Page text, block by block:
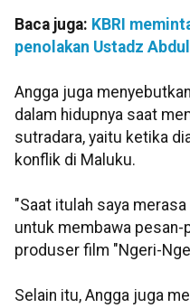
Baca juga: KBRI
penolakan Ustadz
Angga juga
dalam hidupnya saat
sutradara, yaitu ketika
konflik di Maluku.
"Saat itulah saya
untuk membawa pesan-
produser film "Ngeri-
Selain itu, Angga juga